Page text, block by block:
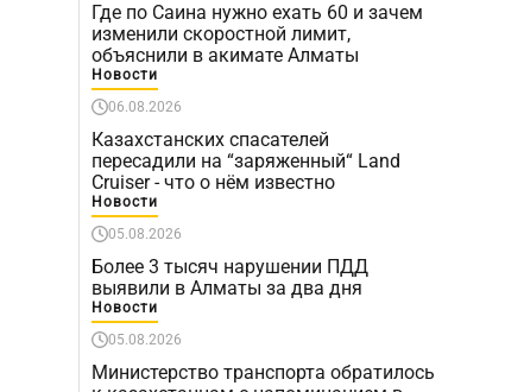
Где по Саина нужно ехать 60 и зачем
изменили скоростной лимит,
объяснили в акимате Алматы
Новости
06.08.2026
Казахстанских спасателей
пересадили на “заряженный“ Land
Cruiser - что о нём известно
Новости
05.08.2026
Более 3 тысяч нарушении ПДД
выявили в Алматы за два дня
Новости
05.08.2026
Министерство транспорта обратилось